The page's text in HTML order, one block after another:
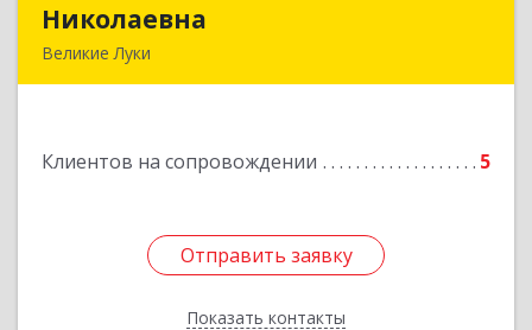
Николаевна
Великие Луки
Клиентов на сопровождении 5
Отправить заявку
Показать контакты
Отправить заявку
Назад